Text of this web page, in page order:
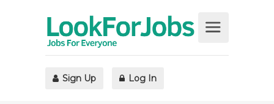
Sign Up Log In